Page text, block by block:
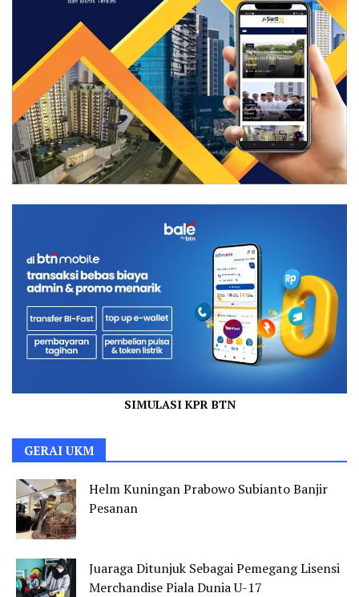
SIMULASI KPR BTN
GERAI UKM
Helm Kuningan Prabowo Subianto Banjir
Pesanan
Juaraga Ditunjuk Sebagai Pemegang Lisensi
Merchandise Piala Dunia U-17